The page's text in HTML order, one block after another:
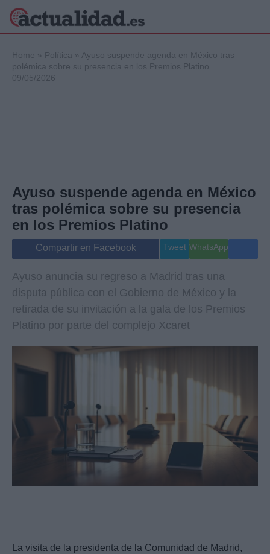
Internacional
Viajes
Gente
Musica
Home » Política » Ayuso suspende agenda en México tras
polémica sobre su presencia en los Premios Platino
09/05/2026
Ayuso suspende agenda en México
tras polémica sobre su presencia
en los Premios Platino
Compartir en Facebook Tweet WhatsApp
Ayuso anuncia su regreso a Madrid tras una
disputa pública con el Gobierno de México y la
retirada de su invitación a la gala de los Premios
Platino por parte del complejo Xcaret
La visita de la presidenta de la Comunidad de Madrid,